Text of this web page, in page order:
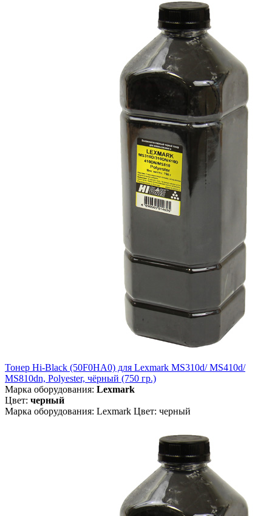
Тонер Hi-Black (50F0HA0) для Lexmark MS310d/ MS410d/
MS810dn, Polyester, чёрный (750 гр.)
Марка оборудования: Lexmark
Цвет: черный
Марка оборудования: Lexmark Цвет: черный